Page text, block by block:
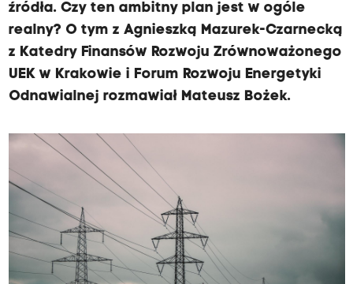
źródła. Czy ten ambitny plan jest w ogóle
realny? O tym z Agnieszką Mazurek-Czarnecką
z Katedry Finansów Rozwoju Zrównoważonego
UEK w Krakowie i Forum Rozwoju Energetyki
Odnawialnej rozmawiał Mateusz Bożek.